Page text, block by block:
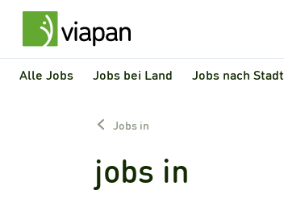
Alle Jobs Jobs bei Land Jobs nach Stadt
Jobs in
jobs in